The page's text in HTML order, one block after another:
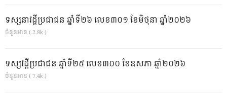
ទស្សនាវដ្ដីប្រជាជន ឆ្នាំទី២៦ លេខ៣០១ ខែមិថុនា ឆ្នាំ២០២៦
ចំនួនអាន ( 2.8k )
ទស្សវដ្តីប្រជាជន ឆ្នាំទី២៥ លេខ៣០០ ខែឧសភា ឆ្នាំ២០២៦
ចំនួនអាន ( 7.4k )